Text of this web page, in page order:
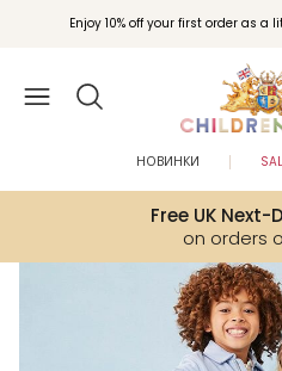
Enjoy 10% off your first order as
Вступайте в клуб Бонусы
Free UK
on orders
НОВИНКИ